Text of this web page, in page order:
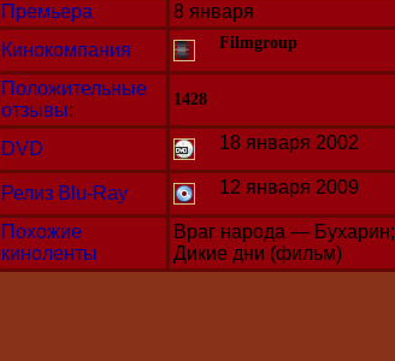
Премьера
8 января
Кинокомпания
Filmgroup
Положительные
отзывы:
1428
DVD 18 января 2002
Релиз Blu-Ray 12 января 2009
Похожие
киноленты
Враг народа — Бухарин;
Дикие дни (фильм)